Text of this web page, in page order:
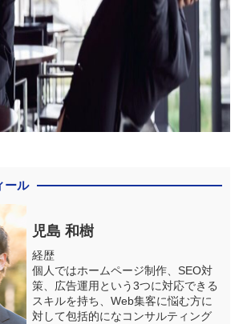
ール
児島 和樹
経歴
個人ではホームページ制作、SEO対
策、広告運用という3つに対応できる
スキルを持ち、Web集客に悩む方に
対して包括的になコンサルティング